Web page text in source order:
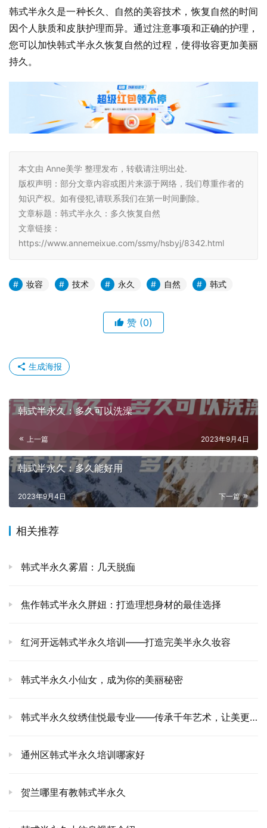
韩式半永久是一种长久、自然的美容技术，恢复自然的时间
因个人肤质和皮肤护理而异。通过注意事项和正确的护理，
您可以加快韩式半永久恢复自然的过程，使得妆容更加美丽
持久。
本文由 Anne美学 整理发布，转载请注明出处.
版权声明：部分文章内容或图片来源于网络，我们尊重作者的
知识产权。如有侵犯,请联系我们在第一时间删除。
文章标题：韩式半永久：多久恢复自然
文章链接：
https://www.annemeixue.com/ssmy/hsbyj/8342.html
妆容 技术 永久 自然 韩式
赞 (0)
生成海报
韩式半永久：多久可以洗澡
上一篇 2023年9月4日
韩式半永久：多久能好用
下一篇
2023年9月4日
相关推荐
韩式半永久雾眉：几天脱痂
焦作韩式半永久胖妞：打造理想身材的最佳选择
红河开远韩式半永久培训——打造完美半永久妆容
韩式半永久小仙女，成为你的美丽秘密
韩式半永久纹绣佳悦最专业——传承千年艺术，让美更持久
通州区韩式半永久培训哪家好
贺兰哪里有教韩式半永久